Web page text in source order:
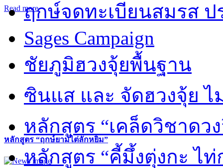
Read more
หลักสูตร “ฤกษ์ยามไต่ลักหยิ่ม”
ฤกษ์จดทะเบียนสมรส ป
Sages Campaign
ชัยภูมิฮวงจุ้ยพื้นฐาน
ซินแส และ จัดฮวงจุ้ย ไ
หลักสูตร “เคล็ดวิชาดว
หลักสูตร “คี้มึ้งตุ่งกะ ไ